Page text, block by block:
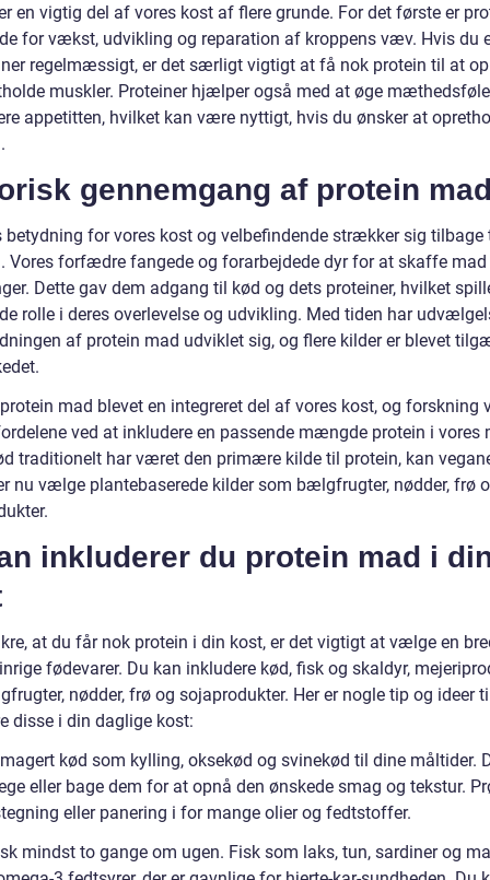
en vigtig del af vores kost af flere grunde. For det første er
for vækst, udvikling og reparation af kroppens væv. Hvis du
regelmæssigt, er det særligt vigtigt at få nok protein til at
muskler. Proteiner hjælper også med at øge
appetitten, hvilket kan være nyttigt, hvis du ønsker at
gennemgang af protein
betydning for vores kost og velbefindende strækker sig tilbage
Vores forfædre fangede og forarbejdede dyr for at skaffe mad
Dette gav dem adgang til kød og dets proteiner, hvilket
rolle i deres overlevelse og udvikling. Med tiden har
af protein mad udviklet sig, og flere kilder er blevet
mad blevet en integreret del af vores kost, og forskning
ved at inkludere en passende mængde protein i vores
traditionelt har været den primære kilde til protein, kan
nu vælge plantebaserede kilder som bælgfrugter, nødder, frø
inkluderer du protein mad i
at du får nok protein i din kost, er det vigtigt at vælge en
fødevarer. Du kan inkludere kød, fisk og skaldyr,
nødder, frø og sojaprodukter. Her er nogle tip og ideer
disse i din daglige kost:
kød som kylling, oksekød og svinekød til dine måltider.
eller bage dem for at opnå den ønskede smag og tekstur.
eller panering i for mange olier og fedtstoffer.
mindst to gange om ugen. Fisk som laks, tun, sardiner og